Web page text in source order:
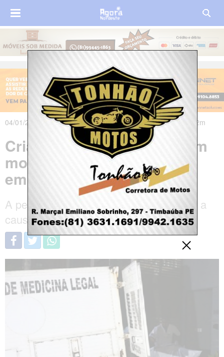
04/01/2020 às 07h03m - Atualizado em 04/01/2020 às 08h22m
Crianças encontram homem
morto dentro de brinquedo
em Parque no Recife
A perícia analisa o corpo para encontrar a
causa da morte